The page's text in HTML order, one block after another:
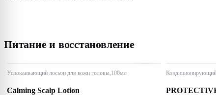
Питание и восстановление
Успокаивающий лосьон для кожи головы,100мл
Calming Scalp Lotion
Кондиционирующий